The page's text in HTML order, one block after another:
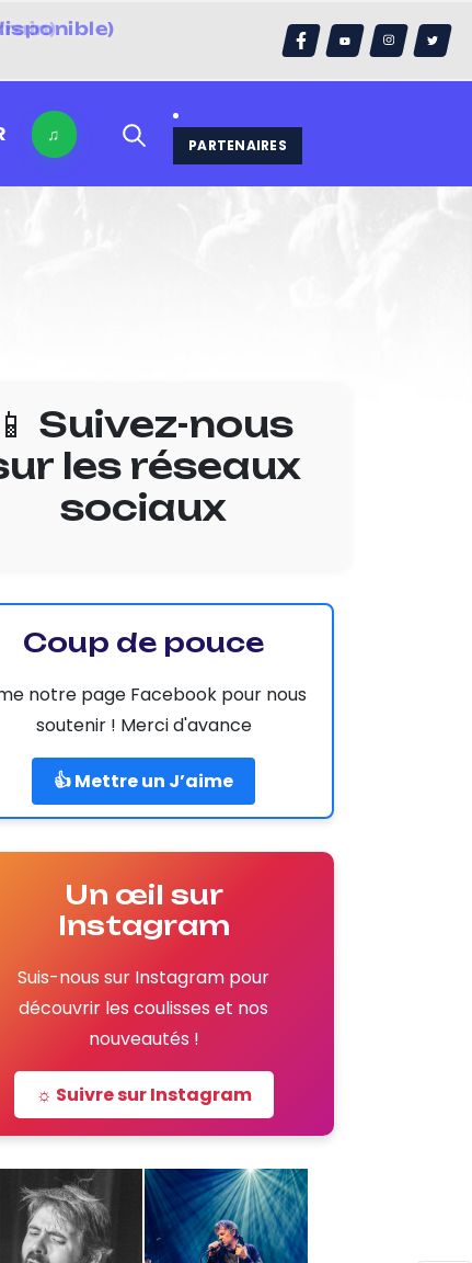
♫
PARTENAIRES
📱 Suivez-nous
les réseaux
sociaux
Coup de pouce
notre page Facebook pour nous
soutenir ! Merci d'avance
👍 Mettre un J’aime
Un œil sur
Instagram
Suis-nous sur Instagram pour
découvrir les coulisses et nos
nouveautés !
☼ Suivre sur Instagram